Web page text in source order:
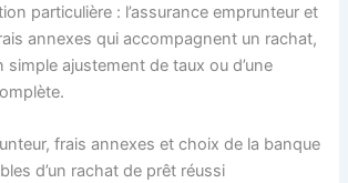
particulière : l’assurance emprunteur et
annexes qui accompagnent un rachat,
simple ajustement de taux ou d’une
frais annexes et choix de la banque
d’un rachat de prêt réussi